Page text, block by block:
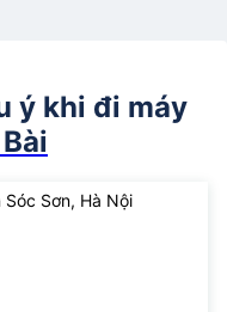
ý khi đi máy
Sơn, Hà Nội